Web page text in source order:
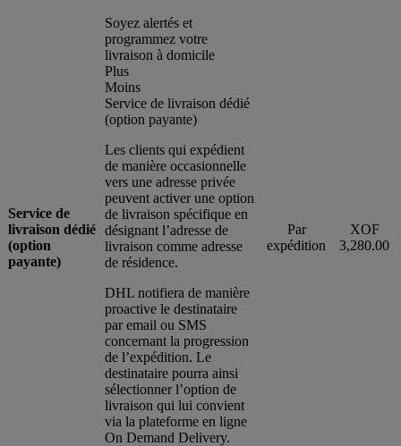
Service de
livraison dédié
(option
payante)
Soyez alertés et
programmez votre
livraison à domicile
Plus
Moins
Service de livraison dédié
(option payante)
Les clients qui expédient
de manière occasionnelle
vers une adresse privée
peuvent activer une option
de livraison spécifique en
désignant l’adresse de
livraison comme adresse
de résidence.
DHL notifiera de manière
proactive le destinataire
par email ou SMS
concernant la progression
de l’expédition. Le
destinataire pourra ainsi
sélectionner l’option de
livraison qui lui convient
via la plateforme en ligne
On Demand Delivery.
Par
expédition
XOF
3,280.00